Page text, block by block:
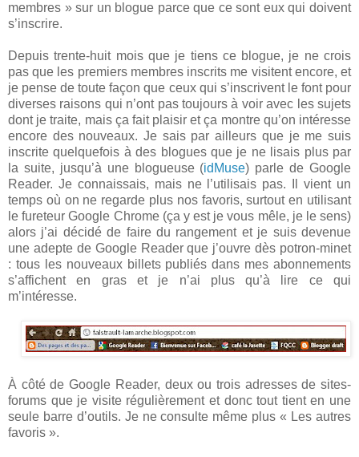
membres » sur un blogue parce que ce sont eux qui doivent
s’inscrire.
Depuis trente-huit mois que je tiens ce blogue, je ne crois
pas que les premiers membres inscrits me visitent encore, et
je pense de toute façon que ceux qui s’inscrivent le font pour
diverses raisons qui n’ont pas toujours à voir avec les sujets
dont je traite, mais ça fait plaisir et ça montre qu’on intéresse
encore des nouveaux. Je sais par ailleurs que je me suis
inscrite quelquefois à des blogues que je ne lisais plus par
la suite, jusqu’à une blogueuse (idMuse) parle de Google
Reader. Je connaissais, mais ne l’utilisais pas. Il vient un
temps où on ne regarde plus nos favoris, surtout en utilisant
le fureteur Google Chrome (ça y est je vous mêle, je le sens)
alors j’ai décidé de faire du rangement et je suis devenue
une adepte de Google Reader que j’ouvre dès potron-minet
: tous les nouveaux billets publiés dans mes abonnements
s’affichent en gras et je n’ai plus qu’à lire ce qui
m’intéresse.
À côté de Google Reader, deux ou trois adresses de sites-
forums que je visite régulièrement et donc tout tient en une
seule barre d’outils. Je ne consulte même plus « Les autres
favoris ».